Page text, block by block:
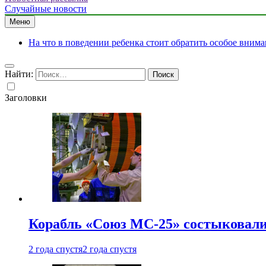
Случайные новости
Меню
На что в поведении ребенка стоит обратить особое
Найти:
Заголовки
Корабль «Союз МС-25»
2 года спустя2 года спустя